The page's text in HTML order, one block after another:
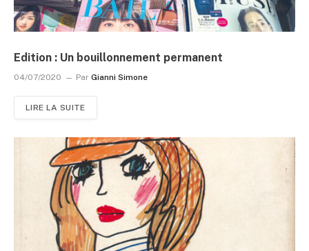
Edition : Un bouillonnement permanent
04/07/2020 Par Gianni Simone
LIRE LA SUITE